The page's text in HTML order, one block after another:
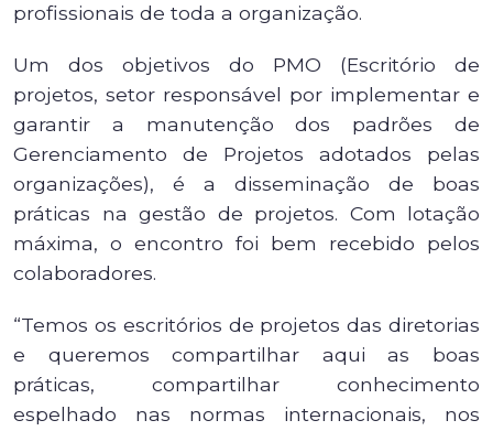
profissionais de toda a organização.
Um dos objetivos do PMO (Escritório de
projetos, setor responsável por implementar e
garantir a manutenção dos padrões de
Gerenciamento de Projetos adotados pelas
organizações), é a disseminação de boas
práticas na gestão de projetos. Com lotação
máxima, o encontro foi bem recebido pelos
colaboradores.
“Temos os escritórios de projetos das diretorias
e queremos compartilhar aqui as boas
práticas, compartilhar conhecimento
espelhado nas normas internacionais, nos